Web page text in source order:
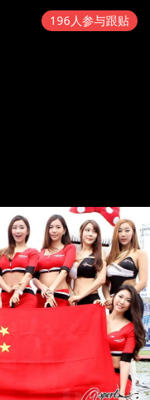
196人参与跟贴